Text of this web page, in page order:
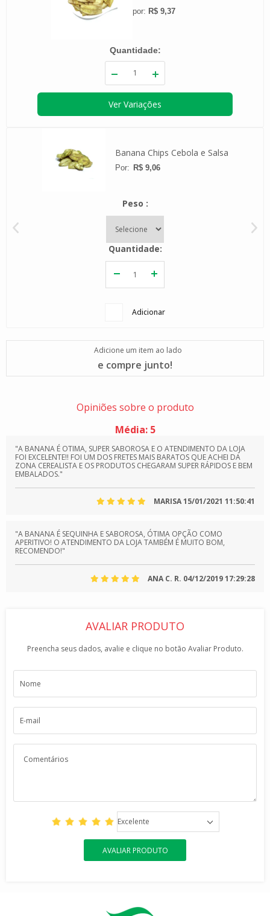
R$ 9,37
Quantidade
Ver Variações
Banana Chips Cebola e Salsa
R$ 9,06
Peso
Quantidade
Adicionar
Adicione um item ao lado
e compre junto!
Opiniões sobre o produto
Média: 5
"A BANANA É OTIMA, SUPER SABOROSA E O ATENDIMENTO DA LOJA
FOI EXCELENTE!! FOI UM DOS FRETES MAIS BARATOS QUE ACHEI DA
ZONA CEREALISTA E OS PRODUTOS CHEGARAM SUPER RÁPIDOS E BEM
EMBALADOS."
MARISA15/01/2021 11:50:41
"A BANANA É SEQUINHA E SABOROSA, ÓTIMA OPÇÃO COMO
APERITIVO! O ATENDIMENTO DA LOJA TAMBÉM É MUITO BOM,
RECOMENDO!"
ANA C. R. 04/12/2019 17:29:28
AVALIAR PRODUTO
Preencha seus dados, avalie e clique no botão Avaliar Produto.
Excelente
AVALIAR PRODUTO